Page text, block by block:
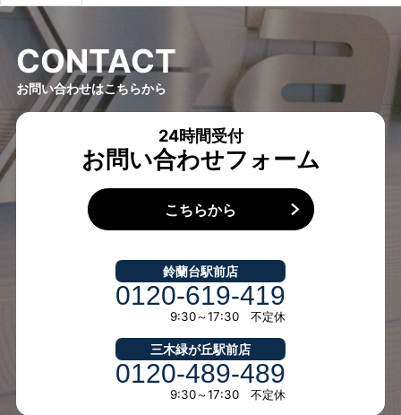
CONTACT
お問い合わせはこちらから
24時間受付
お問い合わせフォーム
こちらから
鈴蘭台駅前店
0120-619-419
9:30～17:30 不定休
三木緑が丘駅前店
0120-489-489
9:30～17:30 不定休